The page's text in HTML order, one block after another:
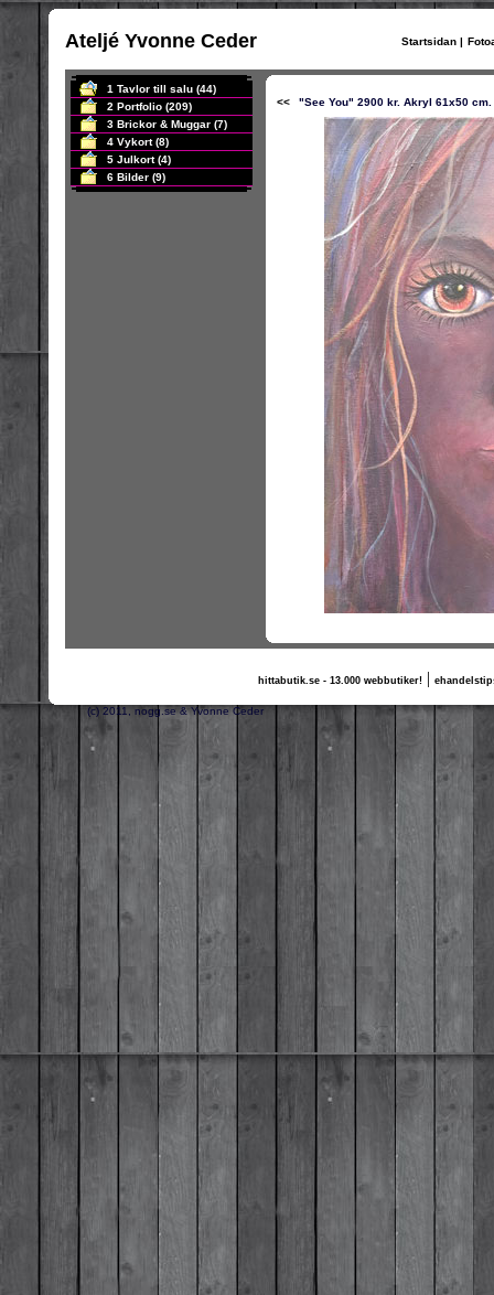
Ateljé Yvonne Ceder Startsidan |
1 Tavlor till salu(44)
2 Portfolio(209)
3 Brickor & Muggar(7)
4 Vykort(8)
5 Julkort(4)
6 Bilder(9)
<< "See You" 2900 kr. Akryl 61x50 cm.
hittabutik.se - 13.000 webbutiker!|
(c) 2011, nogg.se & Yvonne Ceder